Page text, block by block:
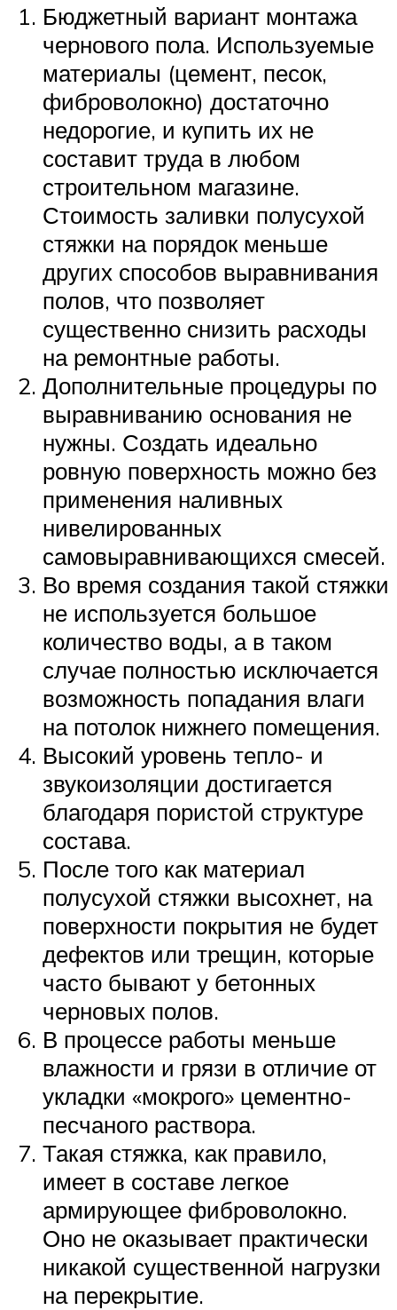
Бюджетный вариант монтажа
чернового пола. Используемые
материалы (цемент, песок,
фиброволокно) достаточно
недорогие, и купить их не
составит труда в любом
строительном магазине.
Стоимость заливки полусухой
стяжки на порядок меньше
других способов выравнивания
полов, что позволяет
существенно снизить расходы
на ремонтные работы.
Дополнительные процедуры по
выравниванию основания не
нужны. Создать идеально
ровную поверхность можно без
применения наливных
нивелированных
самовыравнивающихся смесей.
Во время создания такой стяжки
не используется большое
количество воды, а в таком
случае полностью исключается
возможность попадания влаги
на потолок нижнего помещения.
Высокий уровень тепло- и
звукоизоляции достигается
благодаря пористой структуре
состава.
После того как материал
полусухой стяжки высохнет, на
поверхности покрытия не будет
дефектов или трещин, которые
часто бывают у бетонных
черновых полов.
В процессе работы меньше
влажности и грязи в отличие от
укладки «мокрого» цементно-
песчаного раствора.
Такая стяжка, как правило,
имеет в составе легкое
армирующее фиброволокно.
Оно не оказывает практически
никакой существенной нагрузки
на перекрытие.